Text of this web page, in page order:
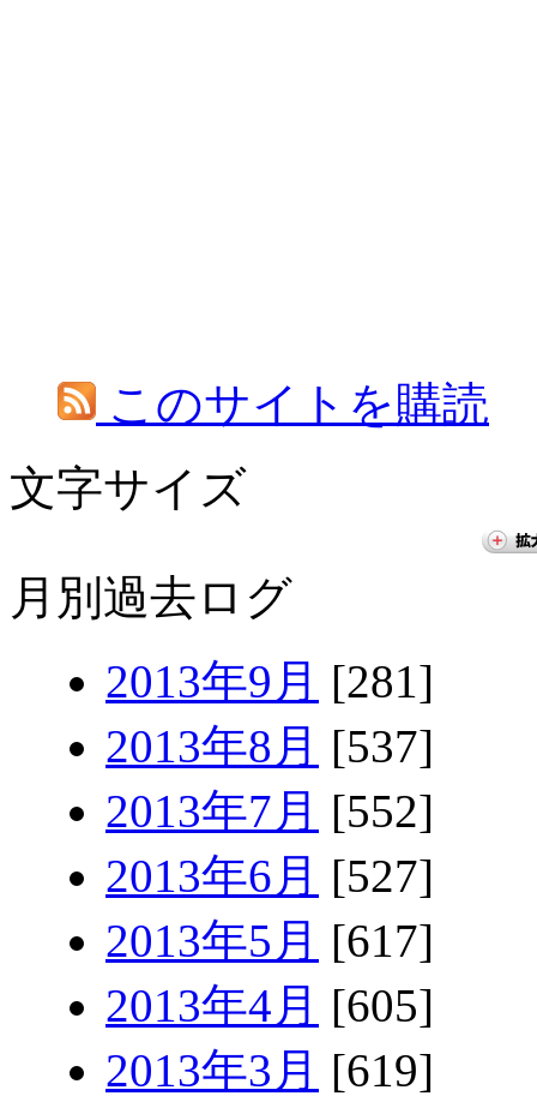
このサイトを購読
文字サイズ
月別過去ログ
2013年9月 [281]
2013年8月 [537]
2013年7月 [552]
2013年6月 [527]
2013年5月 [617]
2013年4月 [605]
2013年3月 [619]